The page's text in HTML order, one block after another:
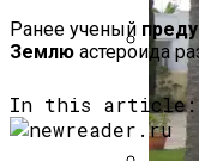
Из
Ранее ученый
Землю астероида
In this article: